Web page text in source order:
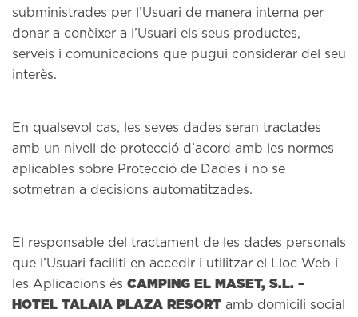
subministrades per l’Usuari de manera interna per
donar a conèixer a l’Usuari els seus productes,
serveis i comunicacions que pugui considerar del seu
interès.
En qualsevol cas, les seves dades seran tractades
amb un nivell de protecció d’acord amb les normes
aplicables sobre Protecció de Dades i no se
sotmetran a decisions automatitzades.
El responsable del tractament de les dades personals
que l’Usuari faciliti en accedir i utilitzar el Lloc Web i
les Aplicacions és CAMPING EL MASET, S.L. –
HOTEL TALAIA PLAZA RESORT amb domicili social